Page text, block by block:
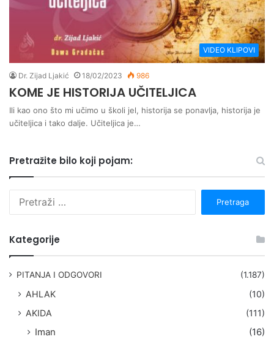
VIDEO KLIPOVI
Dr. Zijad Ljakić 18/02/2023 986
KOME JE HISTORIJA UČITELJICA
Ili kao ono što mi učimo u školi jel, historija se ponavlja, historija je
učiteljica i tako dalje. Učiteljica je…
Pretražite bilo koji pojam:
Kategorije
PITANJA I ODGOVORI (1.187)
AHLAK
(10)
AKIDA
(111)
Iman
(16)